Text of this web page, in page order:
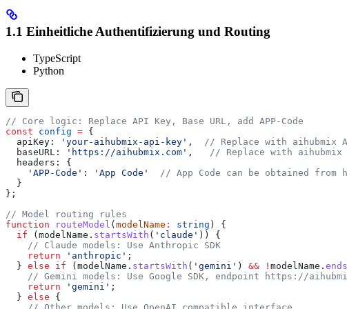
1.1 Einheitliche Authentifizierung und Routing
TypeScript
Python
// Core logic: Replace API Key, Base URL, add APP-Code
const config = {
  apiKey:
'your-aihubmix-api-key' ,
// Replace with aihubmix
  baseURL:
'https://aihubmix.com' ,
// Replace with aihubmix
  headers:
{
    'APP-Code'
: 'App Code'
// App Code can be obtained from
  }
};
// Model routing rules
function routeModel ( modelName : string ) {
  if
( modelName . startsWith ( 'claude' )) {
    // Claude models: Use Anthropic SDK
    return
'anthropic' ;
  }
else if ( modelName . startsWith ( 'gemini' ) && ! modelName .
// Gemini models: Use Google SDK, endpoint https://
    return
'gemini' ;
  }
else {